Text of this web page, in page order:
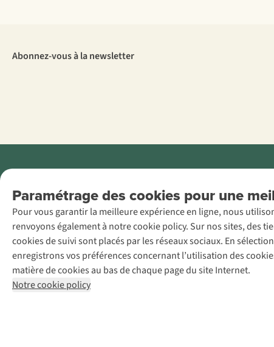
Paramétrage des cookies pour une
Pour vous garantir la meilleure expérience en ligne, nous
renvoyons également à notre cookie policy. Sur nos sites, des
cookies de suivi sont placés par les réseaux sociaux. En
enregistrons vos préférences concernant l’utilisation des
matière de cookies au bas de chaque page du site Internet.
Notre cookie policy
Abonnez-vous à la newsletter
AS Adventure
France SAS,
Rue du Vieux
Faubourg 14, F-
59000 Lille
+32 (0)3 828
30 15